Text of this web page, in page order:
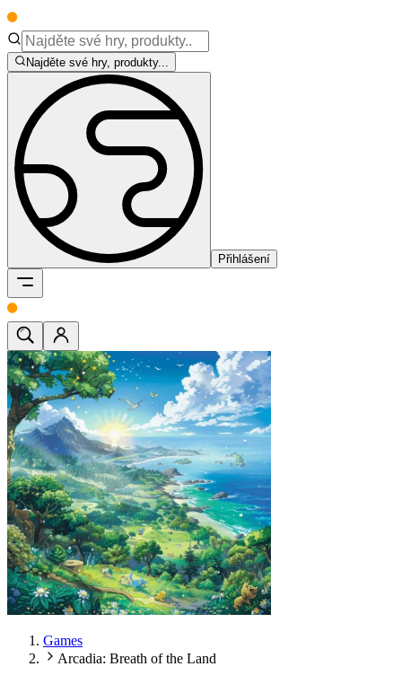
Najděte své hry, produkty...
Přihlášení
Games
Arcadia: Breath of the Land